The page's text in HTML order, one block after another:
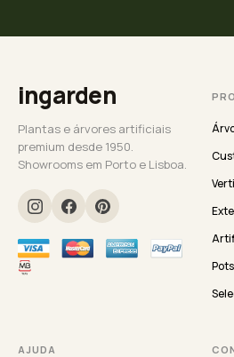
ingarden
Plantas e árvores artificiais
premium desde 1950.
Showrooms em Porto e Lisboa.
AJUDA